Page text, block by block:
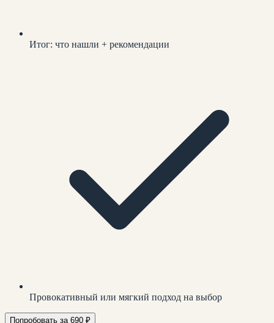
Итог: что нашли + рекомендации
Провокативный или мягкий подход на выбор
Попробовать за 690 ₽